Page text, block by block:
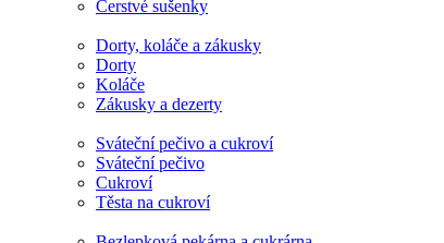
Čerstvé sušenky
Dorty, koláče a zákusky
Dorty
Koláče
Zákusky a dezerty
Sváteční pečivo a cukroví
Sváteční pečivo
Cukroví
Těsta na cukroví